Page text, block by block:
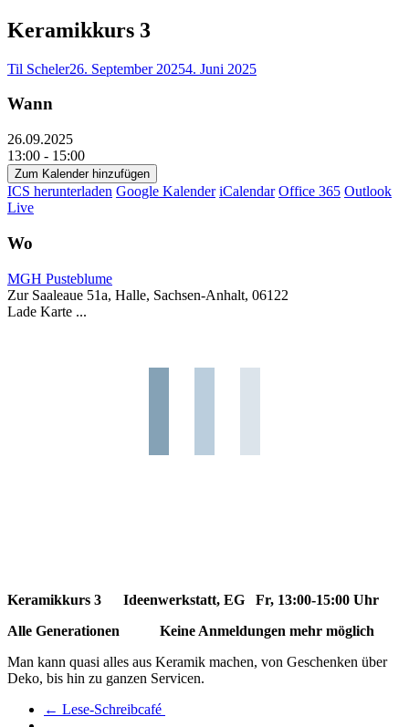
Keramikkurs 3
Til Scheler26. September 20254. Juni 2025
Wann
26.09.2025
13:00 - 15:00
Zum Kalender hinzufügen
ICS herunterladen Google Kalender iCalendar Office 365 Outlook
Live
Wo
MGH Pusteblume
Zur Saaleaue 51a, Halle, Sachsen-Anhalt, 06122
Lade Karte ...
Keramikkurs 3
Ideenwerkstatt, EG Fr, 13:00-15:00 Uhr
Alle Generationen Keine Anmeldungen mehr möglich
Man kann quasi alles aus Keramik machen, von Geschenken über
Deko, bis hin zu ganzen Servicen.
← Lese-Schreibcafé